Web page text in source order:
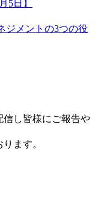
5日】
ジメントの3つの役
信し皆様にご報告や
ます。